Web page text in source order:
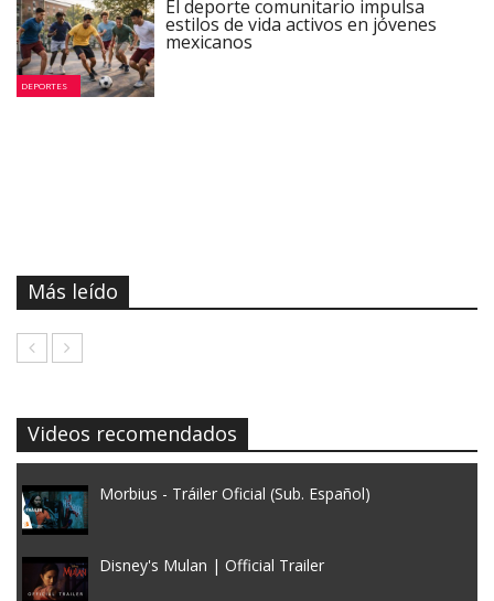
DEPORTES
El deporte comunitario impulsa
estilos de vida activos en jóvenes
mexicanos
Más leído
Videos recomendados
Morbius - Tráiler Oficial (Sub. Español)
Disney's Mulan | Official Trailer